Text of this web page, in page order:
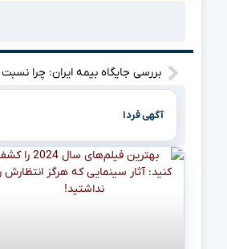
آگهی فردا